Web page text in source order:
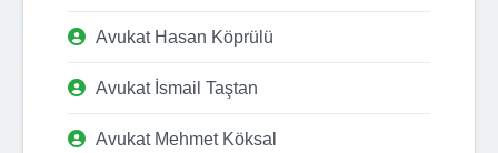
Avukat Hasan Köprülü
Avukat İsmail Taştan
Avukat Mehmet Köksal